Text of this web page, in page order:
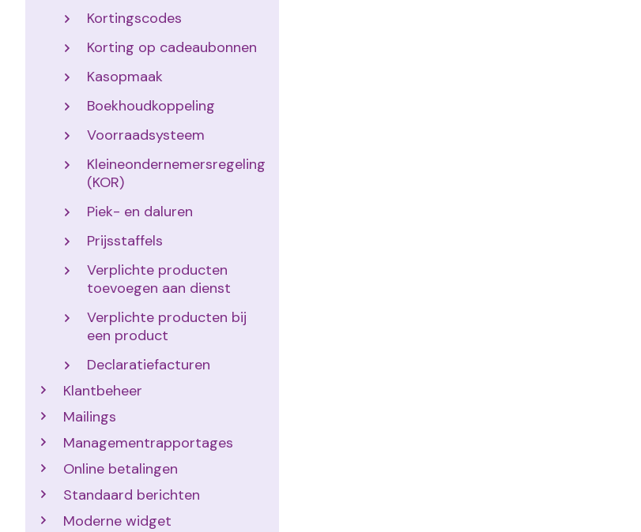
Kortingscodes
Korting op cadeaubonnen
Kasopmaak
Boekhoudkoppeling
Voorraadsysteem
Kleineondernemersregeling
(KOR)
Piek- en daluren
Prijsstaffels
Verplichte producten
toevoegen aan dienst
Verplichte producten bij
een product
Declaratiefacturen
Klantbeheer
Mailings
Managementrapportages
Online betalingen
Standaard berichten
Moderne widget